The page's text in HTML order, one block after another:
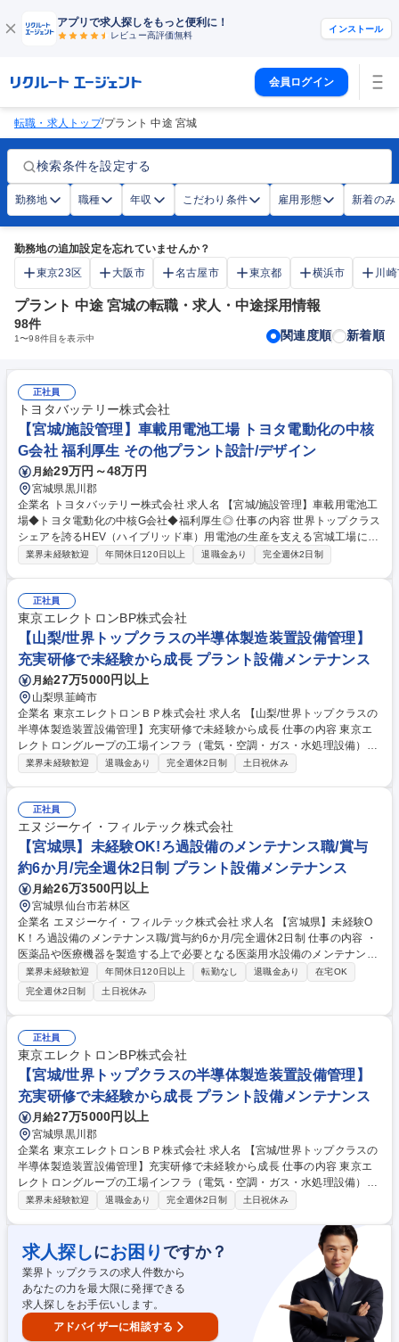
アプリで求人探しをもっと便利に！
レビュー高評価無料
インストール
会員ログイン
転職・求人トップ/プラント 中途 宮城
検索条件を設定する
勤務地 職種 年収 こだわり条件 雇用形態 新着のみ
勤務地の追加設定を忘れていませんか？
東京23区
大阪市 名古屋市 東京都 横浜市 川
プラント 中途 宮城の転職・求人・中途採用情報
98件
1〜98件目を表示中 関連度順 新着順
正社員
トヨタバッテリー株式会社
【宮城/施設管理】車載用電池工場 トヨタ電動化の中核
G会社 福利厚生 その他プラント設計/デザイン
月給29万円～48万円
宮城県黒川郡
企業名 トヨタバッテリー株式会社 求人名 【宮城/施設管理】車載用電池工
場◆トヨタ電動化の中核G会社◆福利厚生◎ 仕事の内容 世界トップクラス
シェアを誇るHEV（ハイブリッド車）用電池の生産を支える宮城工場にお
いて、工場インフラ設備の安定稼働およびカーボンニュートラル推進を担
定および実行、設備点検・保全計画の立案と管理など ＜対象設備＞電気設
備、建築設備、消防設備、給排水設備、ユーティリティ設備 ■カーボンニ
ュートラル推進：エネルギー使用状況の分析、省エネルギー施策の企画・
推進など ■環境・法令対応：各種行政届出、環境測定計画の立案、廃棄物
管理など 募集職種 【宮城/施設管理】車載用電池工場◆トヨタ電動化の中
核G会社◆福利厚生◎
業界未経験歓迎 年間休日120日以上 退職金あり 完全週休2日制
正社員
東京エレクトロンBP株式会社
【山梨/世界トップクラスの半導体製造装置設備管理】
充実研修で未経験から成長 プラント設備メンテナンス
月給27万5000円以上
山梨県韮崎市
企業名 東京エレクトロンＢＰ株式会社 求人名 【山梨/世界トップクラスの
半導体製造装置設備管理】充実研修で未経験から成長 仕事の内容 東京エ
レクトロングループの工場インフラ（電気・空調・ガス・水処理設備）の
安定稼働を支える業務全般をお任せします。半導体製造装置の最先端工場
の管理（実作業は行いません）工場の効率化・コスト削減のための省エネ
施策の提案 ★キャリアステップ：まずは日常の点検・保守業務から経験を
積み、将来的には修繕計画の立案、建設会社選定/工事管理、省エネ提案と
いった上流工程へ。また、薬品の購買など幅広い業務に携わり、フルスペ
ックの設備エンジニアを目指せます。 募集職種 【山梨/世界トップクラス
の半導体製造装置設備管理】充実研修で未経験から成長
業界未経験歓迎 退職金あり 完全週休2日制 土日祝休み
正社員
エヌジーケイ・フィルテック株式会社
【宮城県】未経験OK!ろ過設備のメンテナンス職/賞与
約6か月/完全週休2日制 プラント設備メンテナンス
月給26万3500円以上
宮城県仙台市若林区
企業名 エヌジーケイ・フィルテック株式会社 求人名 【宮城県】未経験O
K！ろ過設備のメンテナンス職/賞与約6か月/完全週休2日制 仕事の内容 ・
医薬品や医療機器を製造する上で必要となる医薬用水設備のメンテナンス
をお任せします。 ・エヌジーケイ・フィルテック 東北出張所を拠点とし
て、東北エリアのメンテナンスを担当頂きます。 【具体的には】 ・研修
やOJTもあるので未経験者でも挑戦出来ます。 ・お客様へ納入した設備の
定期点検や部品交換、設備の調整などをお任せします。 ・現場作業は協力
会社のスタッフと複数で伺い、トラブルが発生した場合も上長や技術担当
がバックアップするので安心です。 募集職種 【宮城県】未経験OK！ろ過
設備のメンテナンス職/賞与約6か月/完全週休2日制
業界未経験歓迎 年間休日120日以上 転勤なし 退職金あり
在宅OK
完全週休2日制
土日祝休み
正社員
東京エレクトロンBP株式会社
【宮城/世界トップクラスの半導体製造装置設備管理】
充実研修で未経験から成長 プラント設備メンテナンス
月給27万5000円以上
宮城県黒川郡
企業名 東京エレクトロンＢＰ株式会社 求人名 【宮城/世界トップクラスの
半導体製造装置設備管理】充実研修で未経験から成長 仕事の内容 東京エ
レクトロングループの工場インフラ（電気・空調・ガス・水処理設備）の
安定稼働を支える業務全般をお任せします。半導体製造装置の最先端工場
は】設備の定期点検、修繕計画の立案、建設会社との折衝、大型改修工事
の管理（実作業は行いません）工場の効率化・コスト削減のための省エネ
施策の提案 ★キャリアステップ：まずは日常の点検・保守業務から経験を
積み、将来的には修繕計画の立案、建設会社選定/工事管理、省エネ提案と
いった上流工程へ。また、薬品の購買など幅広い業務に携わり、フルスペ
ックの設備エンジニアを目指せます。 募集職種 【宮城/世界トップクラス
の半導体製造装置設備管理】充実研修で未経験から成長
業界未経験歓迎 退職金あり 完全週休2日制 土日祝休み
求人探しにお困り ですか？
業界トップクラスの求人件数から
あなたの力を最大限に発揮できる
求人探しをお手伝いします。
アドバイザーに相談する